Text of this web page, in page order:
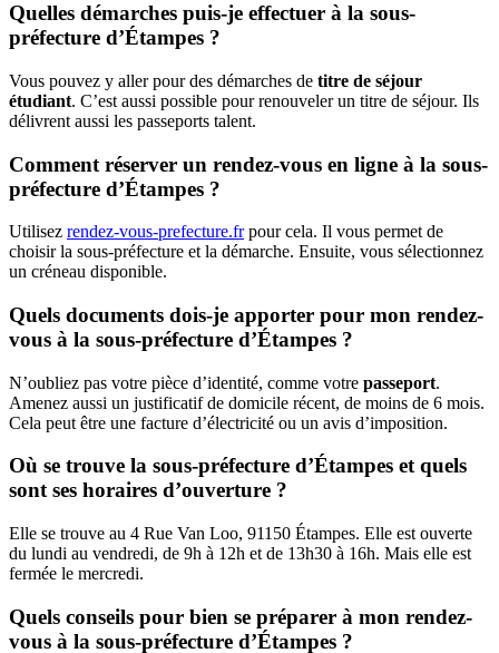
Quelles démarches puis-je effectuer à la sous-
préfecture d’Étampes ?
Vous pouvez y aller pour des démarches de titre de séjour
étudiant. C’est aussi possible pour renouveler un titre de séjour. Ils
délivrent aussi les passeports talent.
Comment réserver un rendez-vous en ligne à la sous-
préfecture d’Étampes ?
Utilisez rendez-vous-prefecture.frpour cela. Il vous permet de
choisir la sous-préfecture et la démarche. Ensuite, vous sélectionnez
un créneau disponible.
Quels documents dois-je apporter pour mon rendez-
vous à la sous-préfecture d’Étampes ?
N’oubliez pas votre pièce d’identité, comme votre passeport.
Amenez aussi un justificatif de domicile récent, de moins de 6 mois.
Cela peut être une facture d’électricité ou un avis d’imposition.
Où se trouve la sous-préfecture d’Étampes et quels
sont ses horaires d’ouverture ?
Elle se trouve au 4 Rue Van Loo, 91150 Étampes. Elle est ouverte
du lundi au vendredi, de 9h à 12h et de 13h30 à 16h. Mais elle est
fermée le mercredi.
Quels conseils pour bien se préparer à mon rendez-
vous à la sous-préfecture d’Étampes ?